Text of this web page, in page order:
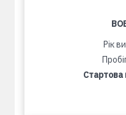
Рік
Стартова